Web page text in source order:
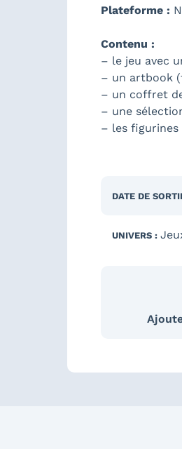
Plateforme :
Contenu :
– le jeu avec
– un artbook
– un coffret
– une
– les figurines
DATE DE
UNIVERS :